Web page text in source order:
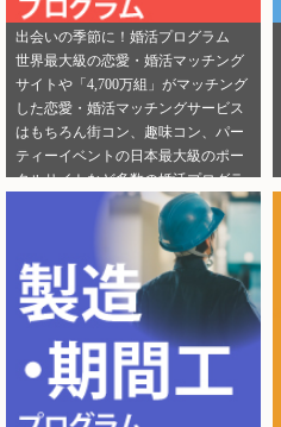
みはこちら」からご登録時のプロフ
ィール欄に 「独占案件・独占条件の
お知らせ」を見たという旨をご入力
ください。 メディパートナーにご登
録いただいている アフィリエイター
様は「お問い合わせはこちら」から
ご連絡ください。
出会いの季節に！婚活プログラム
世界最大級の恋愛・婚活マッチング
サイトや「4,700万組」がマッチング
した恋愛・婚活マッチングサービス
はもちろん街コン、趣味コン、パー
ティーイベントの日本最大級のポー
タルサイトなど多数の婚活プログラ
ムを取り扱っております！ 新規でご
登録いただくアフィリエイター様は
「お申込みはこちら」からご登録時
のプロフィール欄に注目のカテゴリ
を見たという旨をご入力ください。
メディパートナーにご登録いただい
ているアフィリエイター様は「お問
い合わせはこちら」からご連絡くだ
さい。